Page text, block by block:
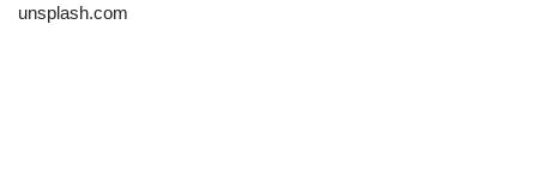
unsplash.com